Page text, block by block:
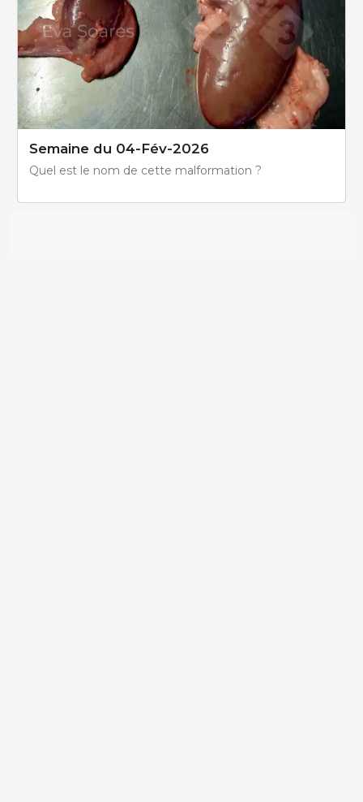
Semaine du 04-Fév-2026
Quel est le nom de cette malformation ?